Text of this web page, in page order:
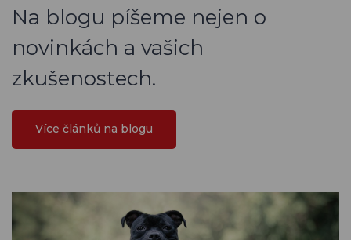
Na blogu píšeme nejen o
novinkách a vašich
zkušenostech.
Více článků na blogu